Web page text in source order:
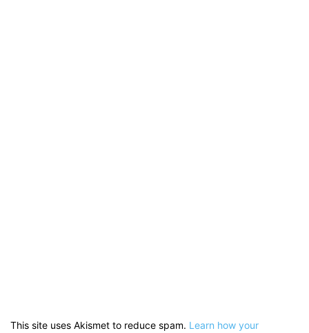
This site uses Akismet to reduce spam. Learn how your